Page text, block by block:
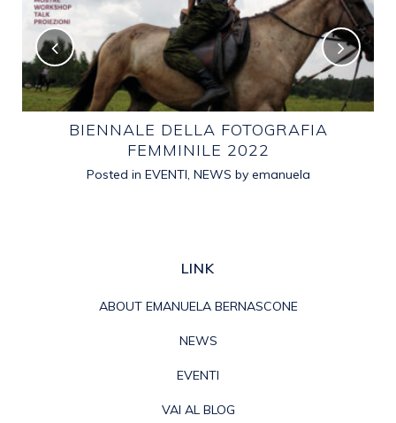
BIENNALE DELLA FOTOGRAFIA
FEMMINILE 2022
Posted in EVENTI, NEWS by emanuela
LINK
ABOUT EMANUELA BERNASCONE
NEWS
EVENTI
VAI AL BLOG